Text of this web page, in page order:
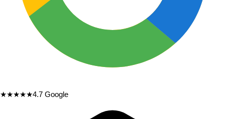
★★★★★4.7 Google